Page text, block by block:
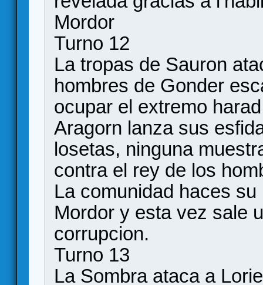
Mordor
Turno 12
La tropas de Sauron
hombres de Gonder
ocupar el extremo harad
Aragorn lanza sus
losetas, ninguna
contra el rey de los
La comunidad haces
Mordor y esta vez sale
corrupcion.
Turno 13
La Sombra ataca a